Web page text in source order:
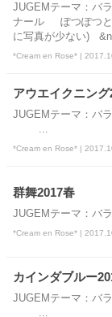
JUGEMテーマ：バ
ナール ぽつぽつと
に写真が少ない)
*Cream en Rose* |
アウエイクニング
JUGEMテーマ
*Cream en Rose* |
群舞2017春
JUGEMテー
*Cream en Rose* |
カインダブルー
JUGEMテーマ